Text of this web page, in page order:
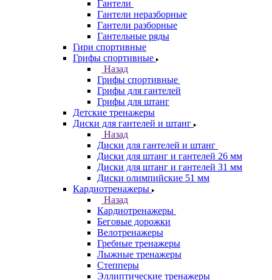
Гантели
Гантели неразборные
Гантели разборные
Гантельные ряды
Гири спортивные
Грифы спортивные
Назад
Грифы спортивные
Грифы для гантелей
Грифы для штанг
Детские тренажеры
Диски для гантелей и штанг
Назад
Диски для гантелей и штанг
Диски для штанг и гантелей 26 мм
Диски для штанг и гантелей 31 мм
Диски олимпийские 51 мм
Кардиотренажеры
Назад
Кардиотренажеры
Беговые дорожки
Велотренажеры
Гребные тренажеры
Лыжные тренажеры
Степперы
Эллиптические тренажеры